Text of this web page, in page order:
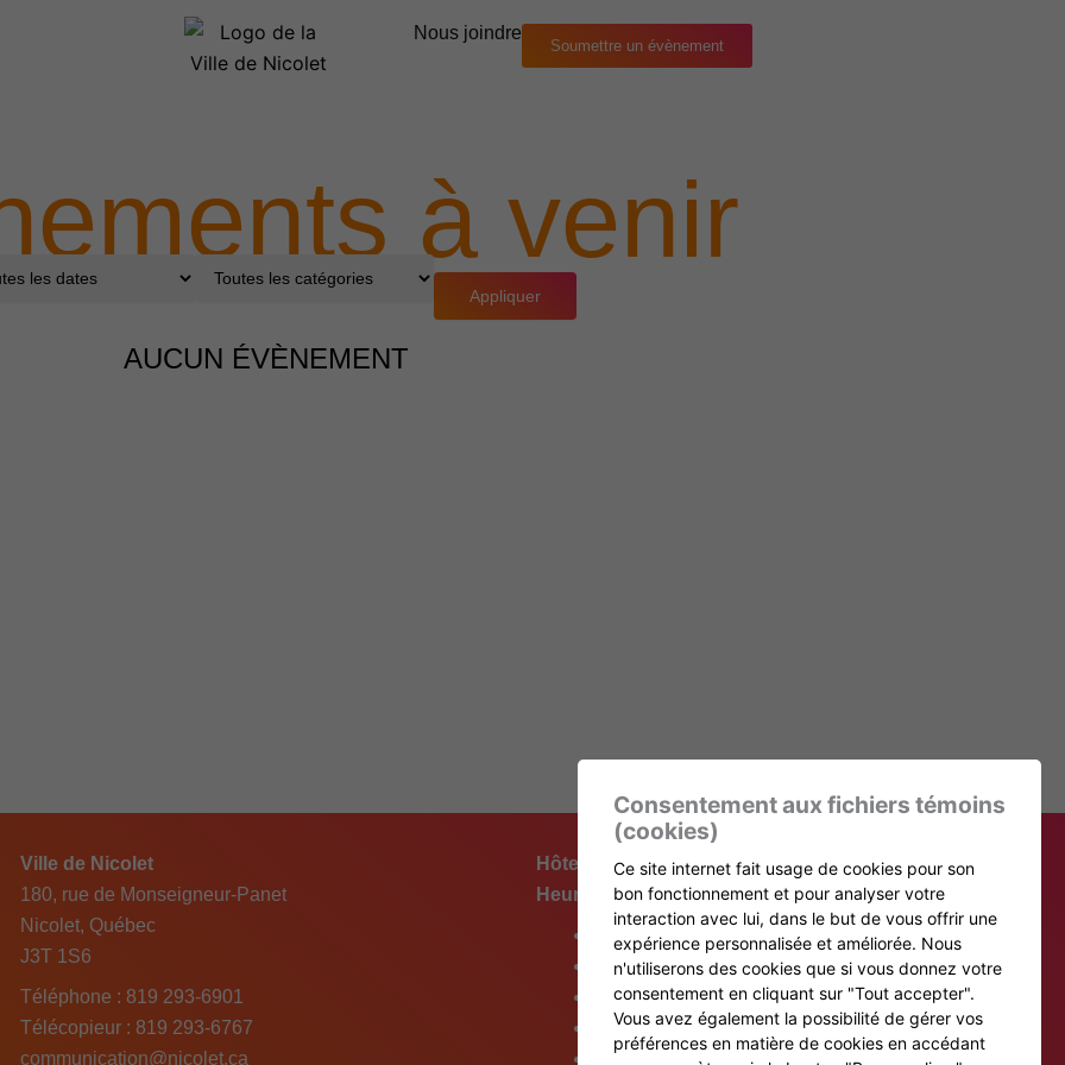
Nous joindre
Soumettre un évènement
à venir
Appliquer
AUCUN ÉVÈNEMENT
Ville de Nicolet
180, rue de Monseigneur-Panet
Nicolet, Québec
J3T 1S6
Téléphone : 819 293-6901
Télécopieur : 819 293-6767
communication@nicolet.ca
Hôtel de ville
Heures d’ouverture
Lundi : 9h à 16 h 30
Mardi : 9h à 16 h 30
Mercredi : 9h à 16 h 30
Jeudi : 9h à 16 h 30
Vendredi : 9h à 12 h
Consentement aux fichiers témoins
(cookies)
Ce site internet fait usage de cookies pour son
bon fonctionnement et pour analyser votre
interaction avec lui, dans le but de vous offrir une
expérience personnalisée et améliorée. Nous
n'utiliserons des cookies que si vous donnez votre
consentement en cliquant sur "Tout accepter".
Vous avez également la possibilité de gérer vos
préférences en matière de cookies en accédant